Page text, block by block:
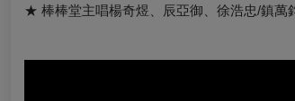
★ 棒棒堂主唱楊奇煜、辰亞御、徐浩忠/鎮萬